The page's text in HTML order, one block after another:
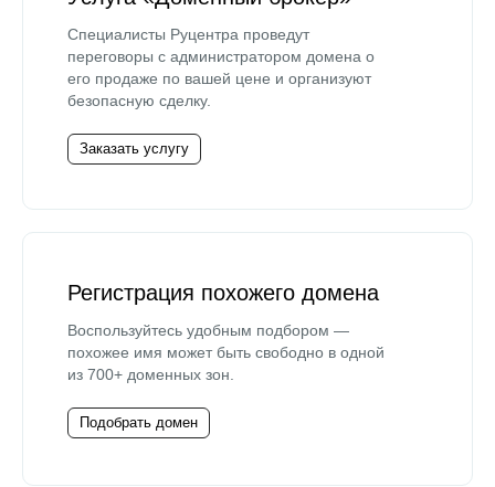
Специалисты Руцентра проведут
переговоры с администратором домена о
его продаже по вашей цене и организуют
безопасную сделку.
Заказать услугу
Регистрация похожего домена
Воспользуйтесь удобным подбором —
похожее имя может быть свободно в одной
из 700+ доменных зон.
Подобрать домен